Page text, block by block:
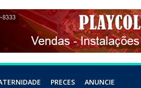
PRECES ANUNCIE